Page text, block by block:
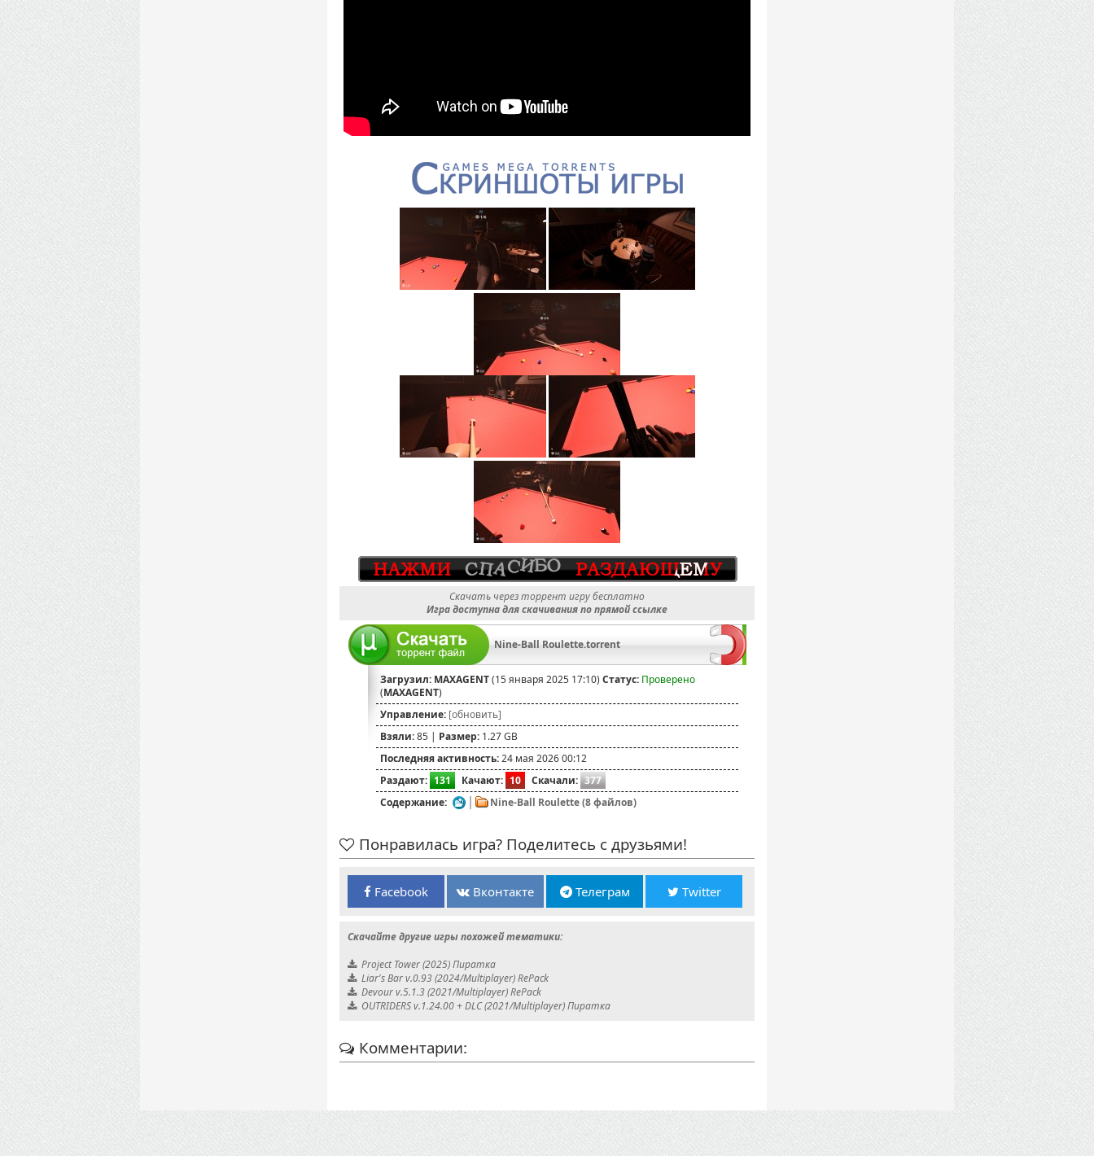
Скачать через торрент игру бесплатно
Игра доступна для скачивания по прямой ссылке
Nine-Ball Roulette.torrent
Загрузил: MAXAGENT(15 января 2025 17:10) Статус: Проверено
(MAXAGENT)
Управление: [обновить]
Взяли:85 | Размер: 1.27 GB
Последняя активность:24 мая 2026 00:12
Раздают: 131 Качают: 10 Скачали: 377
Содержание:
Nine-Ball Roulette (8 файлов)
Понравилась игра? Поделитесь с друзьями!
Facebook Вконтакте Телеграм Twitter
Скачайте другие игры похожей тематики:
Project Tower (2025) Пиратка
Liar's Bar v.0.93 (2024/Multiplayer) RePack
Devour v.5.1.3 (2021/Multiplayer) RePack
OUTRIDERS v.1.24.00 + DLC (2021/Multiplayer) Пиратка
Комментарии: